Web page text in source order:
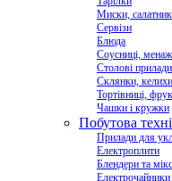
Миски,
Сервізи
Блюда
Соусниці,
Столові прилади
Склянки,
Тортівниці,
Чашки і кружки
Побутова
Прилади для
Електроплити
Блендери та
Електрочайники